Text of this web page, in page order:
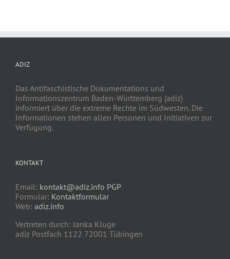
ADIZ
Das Antifaschistische Dokumentations und
Informationszentrum Baden-Württemberg (adiz)
informiert über die extreme Rechte im Südwesten. Die
Informationen stehen allen Personen und Initiativen zur
Verfügung.
KONTAKT
Email: kontakt@adiz.info PGP
Formular: Kontaktformular
Web: adiz.info
Vertreten durch: Janka Kluge
adiz Postfach 1122 72001 Tübingen